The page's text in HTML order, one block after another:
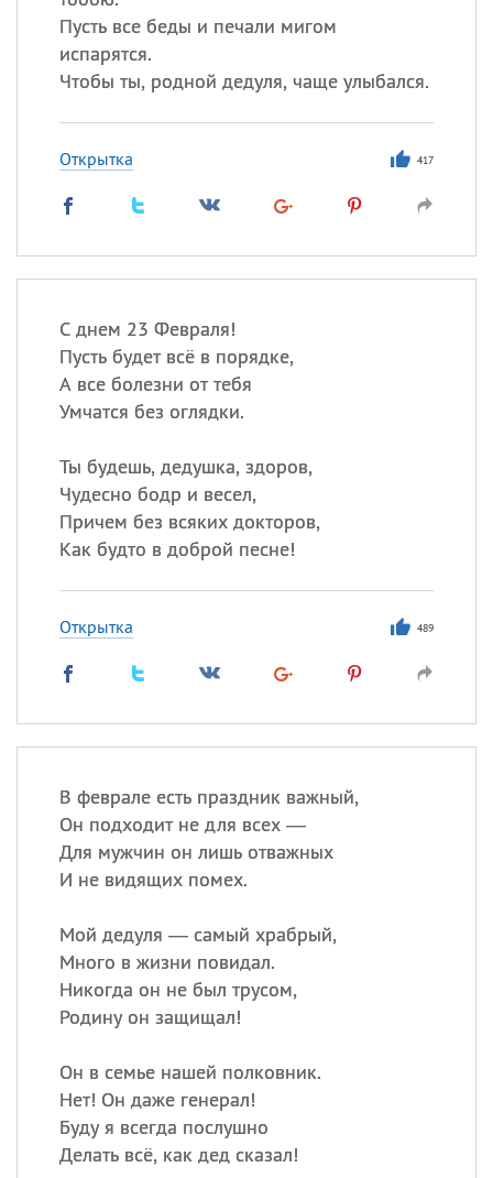
Пусть все беды и печали мигом
испарятся.
Чтобы ты, родной дедуля, чаще улыбался.
Открытка 417
С днем 23 Февраля!
Пусть будет всё в порядке,
А все болезни от тебя
Умчатся без оглядки.
Ты будешь, дедушка, здоров,
Чудесно бодр и весел,
Причем без всяких докторов,
Как будто в доброй песне!
Открытка 489
В феврале есть праздник важный,
Он подходит не для всех —
Для мужчин он лишь отважных
И не видящих помех.
Мой дедуля — самый храбрый,
Много в жизни повидал.
Никогда он не был трусом,
Родину он защищал!
Он в семье нашей полковник.
Нет! Он даже генерал!
Буду я всегда послушно
Делать всё, как дед сказал!